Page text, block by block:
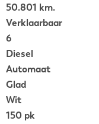
50.801 km.
Verklaarbaar
6
Diesel
Automaat
Glad
Wit
150 pk